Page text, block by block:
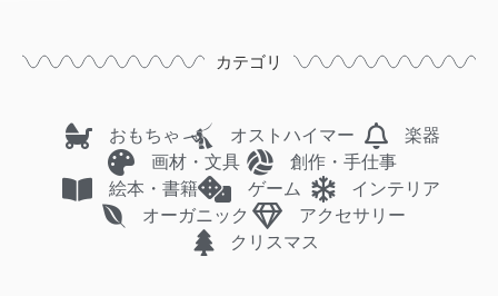
カテゴリ
おもちゃ オストハイマー
楽器
画材・文具
創作・手仕事
絵本・書籍
ゲーム
インテリア
オーガニック
アクセサリー
クリスマス